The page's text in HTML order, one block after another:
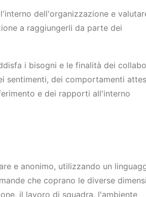
dell'organizzazione e
a raggiungerli da parte dei
i bisogni e le finalità dei
sentimenti, dei comportamenti
e dei rapporti all'interno
e anonimo, utilizzando un
che coprano le diverse
il lavoro di squadra, l'ambiente